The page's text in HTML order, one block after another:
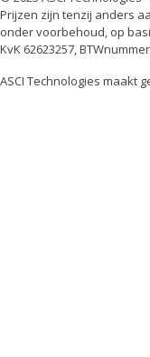
Prijzen zijn tenzij anders
onder voorbehoud, op
KvK 62623257,
ASCI Technologies maakt